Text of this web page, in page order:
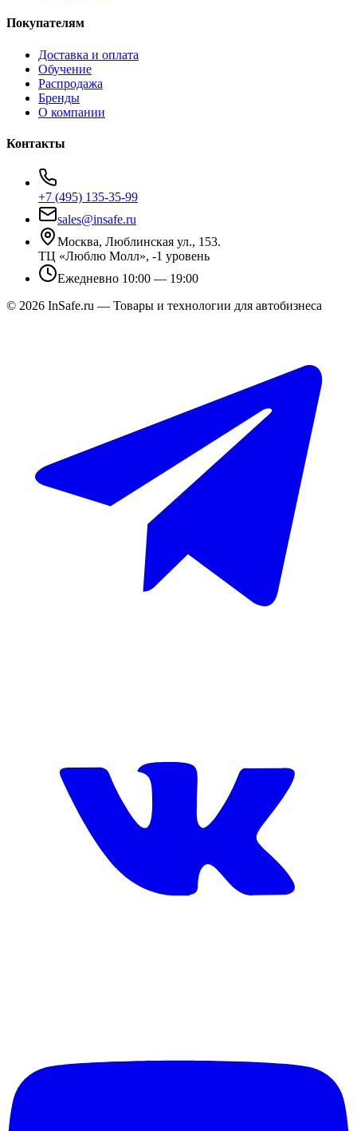
Покупателям
Доставка и оплата
Обучение
Распродажа
Бренды
О компании
Контакты
+7 (495) 135-35-99
sales@insafe.ru
Москва, Люблинская ул., 153.
ТЦ «Люблю Молл», -1 уровень
Ежедневно 10:00 — 19:00
© 2026 InSafe.ru — Товары и технологии для автобизнеса